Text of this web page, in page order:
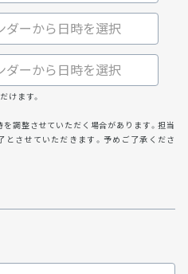
けます。
調整させていただく場合があります。担当
させていただきます。予めご了承くださ